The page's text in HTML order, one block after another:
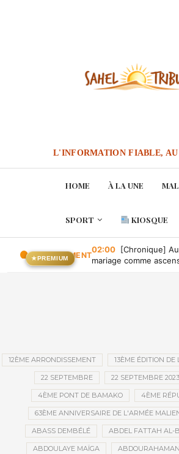
L'INFORMATION FIABLE,
HOME À LA UNE
SPORT KIOSQUE
EN CE MOMENT
★PREMIUM
02:00 [Chronique]
mariage comme
12ÈME ARRONDISSEMENT 13ÈME ÉDITION
22 SEPTEMBRE 22 SEPTEMBRE 2023
4ÈME PONT DE BAMAKO 4ÈME
63ÈME ANNIVERSAIRE DE L'ARMÉE
ABASS DEMBÉLÉ ABDEL FATTAH AL-
ABDOULAYE MAÏGA